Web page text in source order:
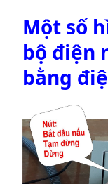
Một số
bộ điện
bằng